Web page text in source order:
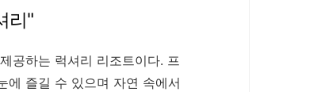
리"
공하는 럭셔리 리조트이다. 프
에 즐길 수 있으며 자연 속에서